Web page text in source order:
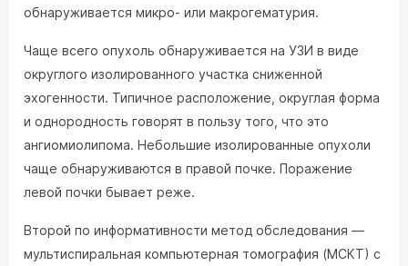
обнаруживается микро- или макрогематурия.
Чаще всего опухоль обнаруживается на УЗИ в виде
округлого изолированного участка сниженной
эхогенности. Типичное расположение, округлая форма
и однородность говорят в пользу того, что это
ангиомиолипома. Небольшие изолированные опухоли
чаще обнаруживаются в правой почке. Поражение
левой почки бывает реже.
Второй по информативности метод обследования —
мультиспиральная компьютерная томография (МСКТ) с